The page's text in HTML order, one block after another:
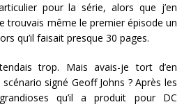
pour la série, alors que j’en
trouvais même le premier épisode un
qu’il faisait presque 30 pages.
trop. Mais avais-je tort d’en
signé Geoff Johns ? Après les
qu’il a produit pour DC